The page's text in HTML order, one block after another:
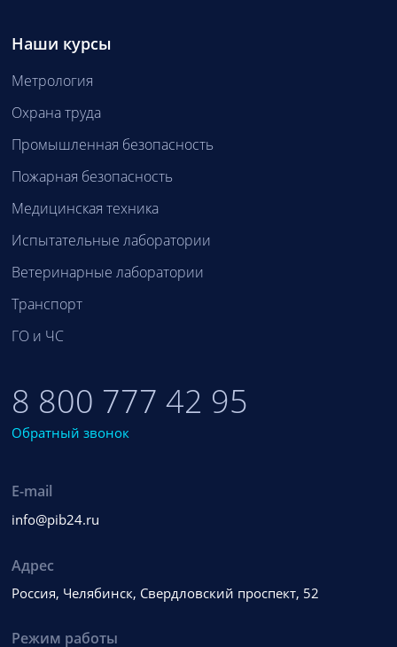
Наши курсы
Метрология
Охрана труда
Промышленная безопасность
Пожарная безопасность
Медицинская техника
Испытательные лаборатории
Ветеринарные лаборатории
Транспорт
ГО и ЧС
8 800 777 42 95
Обратный звонок
E-mail
info@pib24.ru
Адрес
Россия, Челябинск, Свердловский проспект, 52
Режим работы